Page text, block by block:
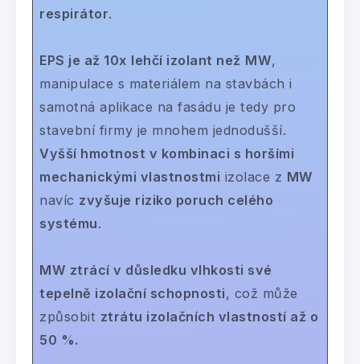
respirátor.
EPS je až 10x lehčí izolant než MW,
manipulace s materiálem na stavbách i
samotná aplikace na fasádu je tedy pro
stavební firmy je mnohem jednodušší.
Vyšší hmotnost v kombinaci s horšími
mechanickými vlastnostmi izolace z MW
navíc zvyšuje riziko poruch celého
systému.
MW ztrácí v důsledku vlhkosti své
tepelně izolační schopnosti, což může
způsobit ztrátu izolačních vlastností až o
50 %.